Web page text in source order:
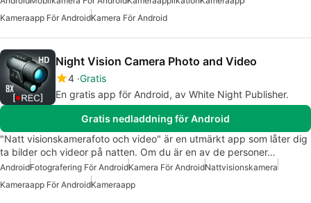
Kameraapp För AndroidKamera För Android
Night Vision Camera Photo and Video
4 Gratis
En gratis app för Android, av White Night Publisher.
Gratis nedladdning för Android
"Natt visionskamerafoto och video" är en utmärkt app som låter dig
ta bilder och videor på natten. Om du är en av de personer…
AndroidFotografering För AndroidKamera För AndroidNattvisionskamera
Kameraapp För AndroidKameraapp